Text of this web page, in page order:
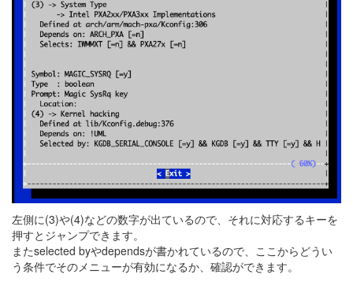
左側に(3)や(4)などの数字が出ているので、それに対応するキーを
押すとジャンプできます。
またselected byやdependsが書かれているので、ここからどうい
う条件でそのメニューが有効になるか、確認ができます。